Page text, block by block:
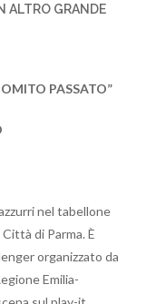
ALTRO GRANDE
PASSATO”
nel tabellone
di Parma. È
organizzato da
Emilia-